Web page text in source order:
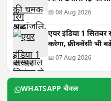
📅 08 Aug 2026
एयर इंडिया 1 सितंबर
करेगा, फ्रीक्वेंसी भी
📅 07 Aug 2026
WHATSAPP चैनल